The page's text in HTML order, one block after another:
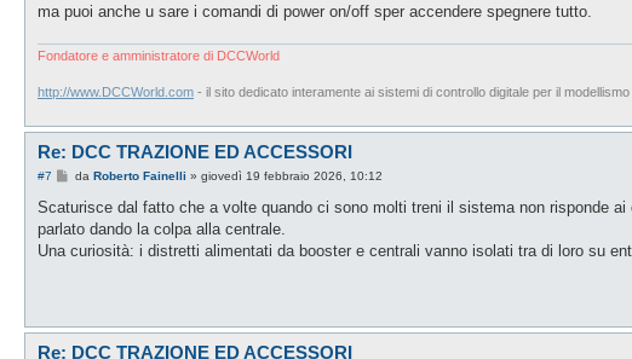
ma puoi anche u sare i comandi di power on/off sper accendere spegnere tutto.
Fondatore e amministratore di DCCWorld
http://www.DCCWorld.com - il sito dedicato interamente ai sistemi di controllo digitale per il modellismo
Re: DCC TRAZIONE ED ACCESSORI
#7
M
s
a
g
da Roberto Fainelli » giovedì 19 febbraio 2026, 10:12
Scaturisce dal fatto che a volte quando ci sono molti treni il sistema non risponde
parlato dando la colpa alla centrale.
Una curiosità: i distretti alimentati da booster e centrali vanno isolati tra di loro su
Re: DCC TRAZIONE ED ACCESSORI